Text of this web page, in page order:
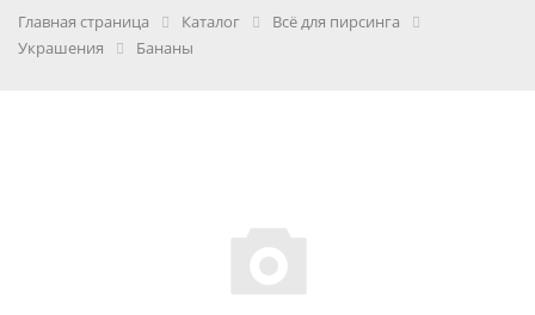
Главная страница Каталог
Всё для пирсинга
Украшения
Бананы